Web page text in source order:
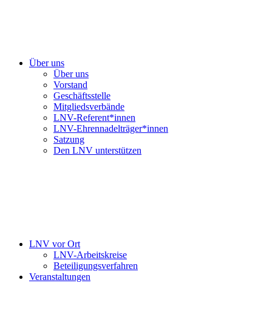
Über uns
Über uns
Vorstand
Geschäftsstelle
Mitgliedsverbände
LNV-Referent*innen
LNV-Ehrennadelträger*innen
Satzung
Den LNV unterstützen
LNV vor Ort
LNV-Arbeitskreise
Beteiligungsverfahren
Veranstaltungen